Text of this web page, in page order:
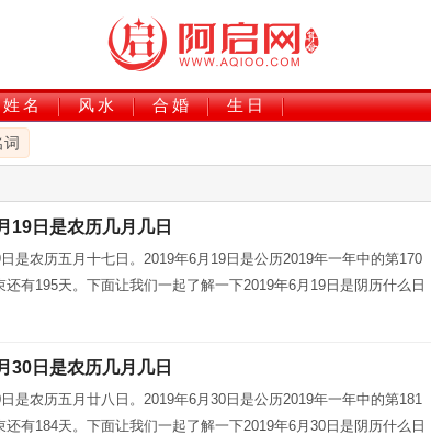
姓名 风水 合婚 生日
19日是农历几月几日
是农历五月十七日。2019年6月19日是公历2019年一年中的第170
还有195天。下面让我们一起了解一下2019年6月19日是阴历什么日
30日是农历几月几日
是农历五月廿八日。2019年6月30日是公历2019年一年中的第181
还有184天。下面让我们一起了解一下2019年6月30日是阴历什么日